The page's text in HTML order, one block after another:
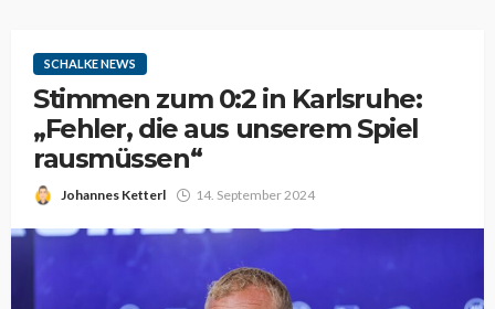
SCHALKE NEWS
Stimmen zum 0:2 in Karlsruhe:
„Fehler, die aus unserem Spiel
rausmüssen“
Johannes Ketterl 14. September 2024